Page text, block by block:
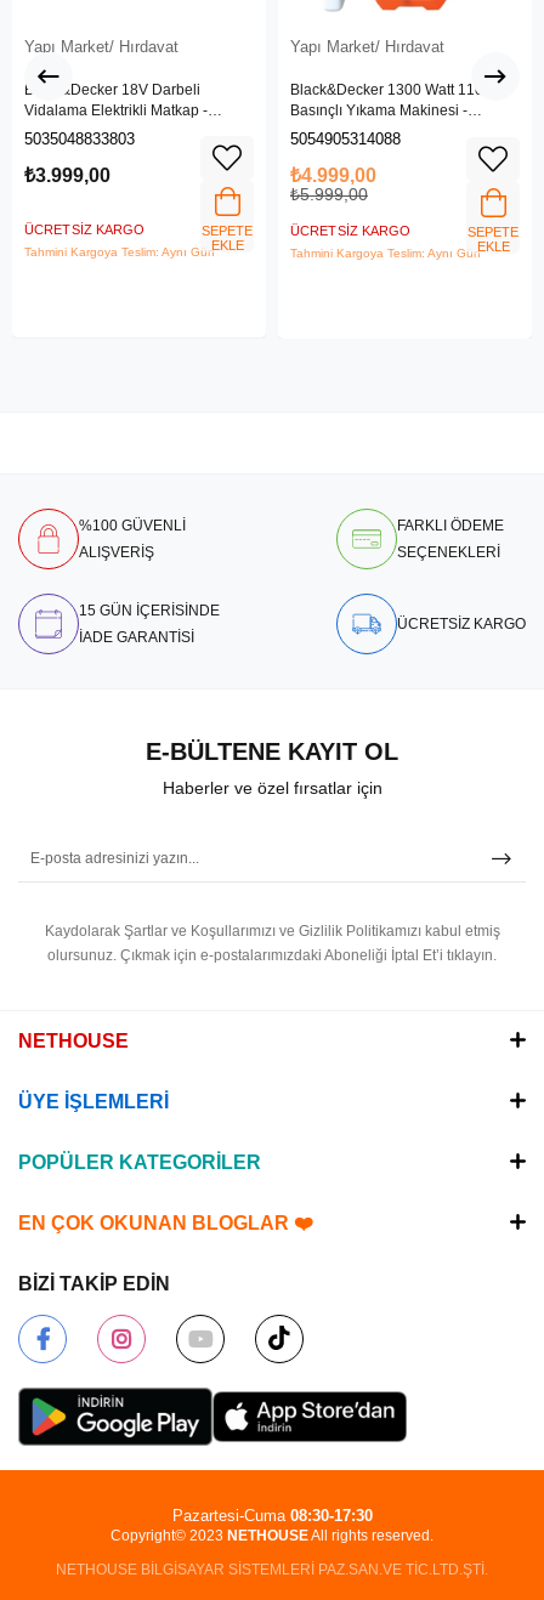
Yapı Market/ Hırdavat
Black&Decker 18V Darbeli
Vidalama Elektrikli Matkap -
BDCHD18SC1K-QW
5035048833803
₺3.999,00
ÜCRETSIZ KARGO
Tahmini Kargoya Teslim: Aynı Gün
SEPETE
EKLE
Yapı Market/ Hırdavat
Black&Decker 1300 Watt 110 Bar
Basınçlı Yıkama Makinesi -
(BEPW1300L-QS)
5054905314088
₺4.999,00
₺5.999,00
ÜCRETSIZ KARGO
Tahmini Kargoya Teslim: Aynı Gün
SEPETE
EKLE
%100 GÜVENLİ
ALIŞVERİŞ
FARKLI ÖDEME
SEÇENEKLERİ
15 GÜN İÇERİSİNDE
İADE GARANTİSİ
ÜCRETSİZ KARGO
E-BÜLTENE KAYIT OL
Haberler ve özel fırsatlar için
Kaydolarak Şartlar ve Koşullarımızı ve Gizlilik Politikamızı kabul etmiş
olursunuz. Çıkmak için e-postalarımızdaki Aboneliği İptal Et’i tıklayın.
NETHOUSE
ÜYE İŞLEMLERİ
POPÜLER KATEGORİLER
EN ÇOK OKUNAN BLOGLAR ❤️
BİZİ TAKİP EDİN
Copyright© 2023 NETHOUSEAll rights reserved.
NETHOUSE BİLGİSAYAR SİSTEMLERİ PAZ.SAN.VE TİC.LTD.ŞTİ.
Pazartesi-Cuma 08:30-17:30